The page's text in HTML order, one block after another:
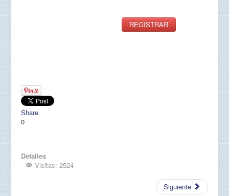
REGISTRAR
Share
0
Detalles
Visitas: 2524
Siguiente